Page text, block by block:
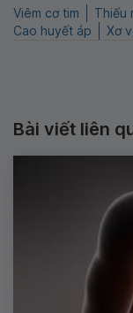
Viêm cơ tim Thiếu
Cao huyết áp
Xơ
Bài viết liên